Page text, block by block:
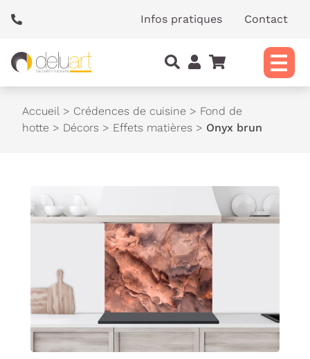
Infos pratiques Contact
Accueil > Crédences de cuisine > Fond de
hotte > Décors > Effets matières > Onyx brun